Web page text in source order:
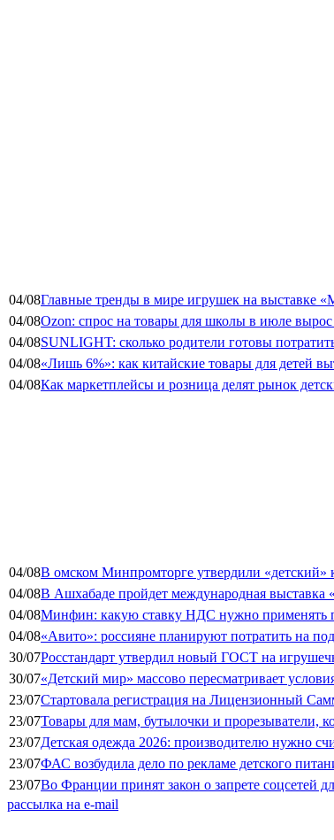
04/08Главные тренды в мире игрушек на выставке
04/08Ozon: спрос на товары для школы в июле вырос
04/08SUNLIGHT: сколько родители готовы
04/08«Лишь 6%»: как китайские товары для детей
04/08Как маркетплейсы и розница делят рынок
04/08В омском Минпромторге утвердили «детский»
04/08В Ашхабаде пройдет международная выставка
04/08Минфин: какую ставку НДС нужно применять
04/08«Авито»: россияне планируют потратить на
30/07Росстандарт утвердил новый ГОСТ на
30/07«Детский мир» массово пересматривает
23/07Стартовала регистрация на Лицензионный
23/07Товары для мам, бутылочки и прорезыватели,
23/07Детская одежда 2026: производителю нужно
23/07ФАС возбудила дело по рекламе детского
23/07Во Франции принят закон о запрете соцсетей
рассылка на e-mail